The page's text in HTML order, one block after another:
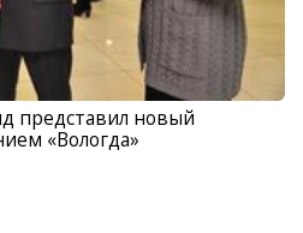
представил новый
«Вологда»